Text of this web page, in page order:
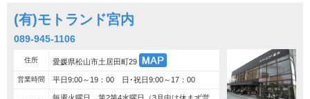
(有)モトランド宮内
089-945-1106
住所 愛媛県松山市土居田町29
営業時間 平日9:00～19：00 日･祝日9:00～17：00